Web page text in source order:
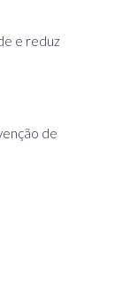
e reduz
de